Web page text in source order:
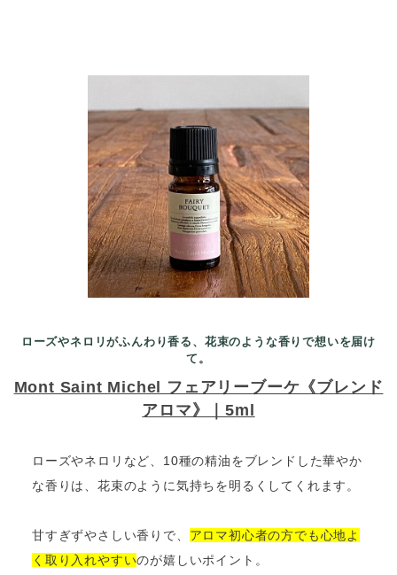
ローズやネロリがふんわり香る、花束のような香りで想いを届け
て。
Mont Saint Michel フェアリーブーケ《ブレンド
アロマ》｜5ml
ローズやネロリなど、10種の精油をブレンドした華やか
な香りは、花束のように気持ちを明るくしてくれます。
甘すぎずやさしい香りで、 アロマ初心者の方でも心地よ
く取り入れやすいのが嬉しいポイント。